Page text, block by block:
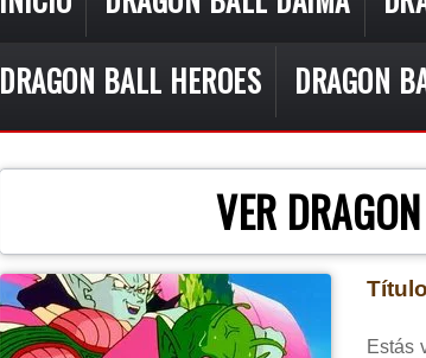
DRAGON BALL HEROES
DRAGON
VER
Estás